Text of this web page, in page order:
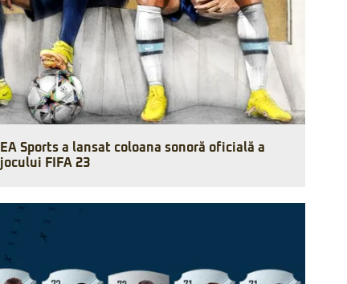
EA Sports a lansat coloana sonoră oficială a
jocului FIFA 23